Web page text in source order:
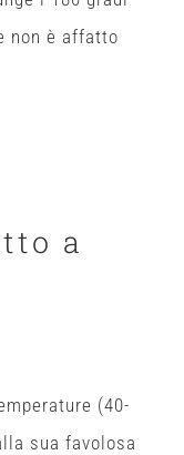
non è affatto
a
(40-
sua favolosa